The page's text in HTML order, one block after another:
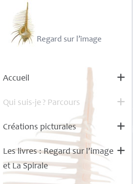
Regard sur l’image
Accueil
Qui suis-je ? Parcours
Créations picturales
Les livres : Regard sur l’image
et La Spirale